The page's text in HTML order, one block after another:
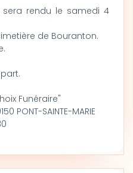
rendu le samedi 4
de Bouranton.
Funéraire"
PONT-SAINTE-MARIE